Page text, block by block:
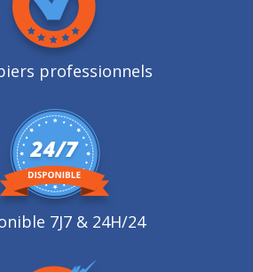
professionnels
7J7 & 24H/24